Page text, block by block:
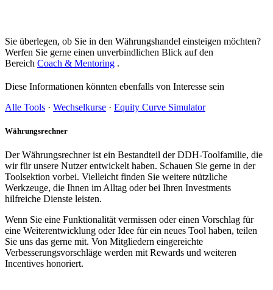
Sie überlegen, ob Sie in den Währungshandel einsteigen möchten?
Werfen Sie gerne einen unverbindlichen Blick auf den
Bereich Coach & Mentoring .
Diese Informationen könnten ebenfalls von Interesse sein
Alle Tools · Wechselkurse · Equity Curve Simulator
Währungsrechner
Der Währungsrechner ist ein Bestandteil der DDH-Toolfamilie, die
wir für unsere Nutzer entwickelt haben. Schauen Sie gerne in der
Toolsektion vorbei. Vielleicht finden Sie weitere nützliche
Werkzeuge, die Ihnen im Alltag oder bei Ihren Investments
hilfreiche Dienste leisten.
Wenn Sie eine Funktionalität vermissen oder einen Vorschlag für
eine Weiterentwicklung oder Idee für ein neues Tool haben, teilen
Sie uns das gerne mit. Von Mitgliedern eingereichte
Verbesserungsvorschläge werden mit Rewards und weiteren
Incentives honoriert.